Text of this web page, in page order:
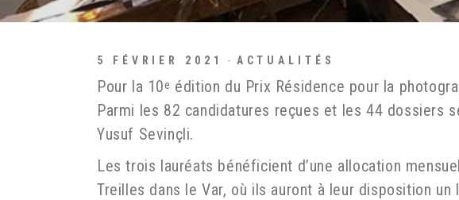
5 FÉVRIER 2021 ACTUALITÉS
Pour la 10e édition du Prix Résidence pour la
Parmi les 82 candidatures reçues et les 44 dossiers
Yusuf Sevinçli.
Les trois lauréats bénéficient d’une allocation
Treilles dans le Var, où ils auront à leur disposition